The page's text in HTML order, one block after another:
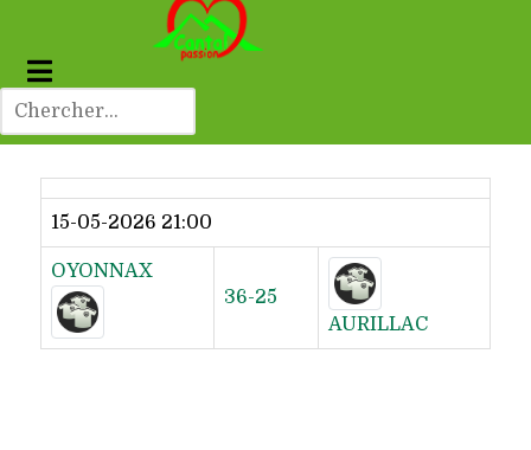
Dernier résultat
15-05-2026 21:00
OYONNAX
36-25
AURILLAC